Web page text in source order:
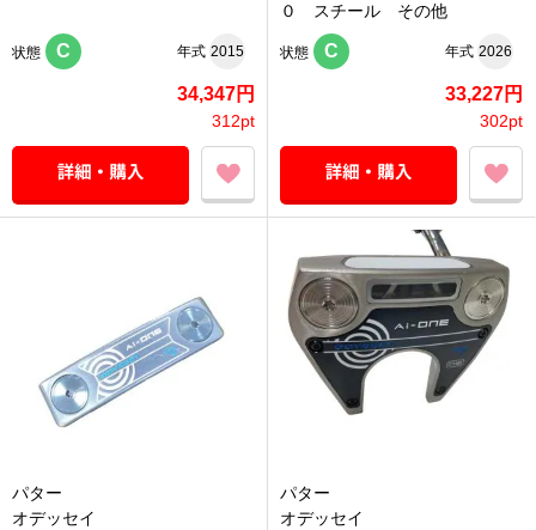
状態 C 年式 2015
34,347円
312pt
０ スチール その他
状態 C 年式 2026
33,227円
302pt
パター
オデッセイ
パター
オデッセイ